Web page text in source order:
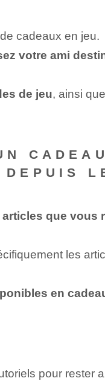
cadeaux en jeu.
votre ami
de jeu⁤, ainsi
que vous
les
en
pour rester